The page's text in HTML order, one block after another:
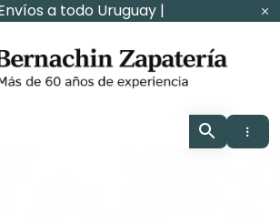
a todo Uruguay |